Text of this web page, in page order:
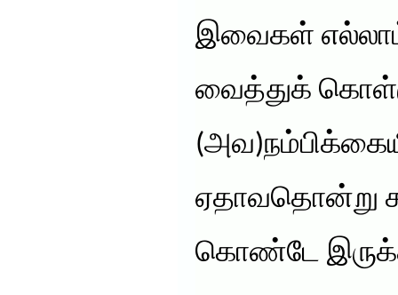
இவைகள்
வைத்துக்
ஏதாவதொன்று
கொண்டே